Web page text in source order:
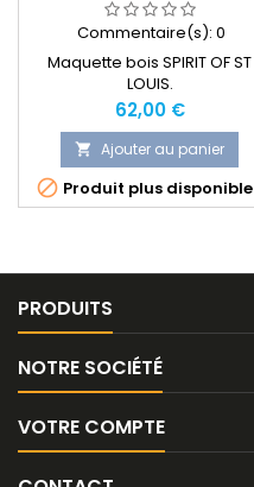
Commentaire(s): 0
Maquette bois SPIRIT OF ST
LOUIS.
Prix
62,00 €
 Ajouter au panier
 Produit plus disponible
PRODUITS
NOTRE SOCIÉTÉ
VOTRE COMPTE